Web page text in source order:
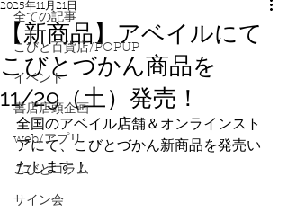
全ての記事
こびと百貨店/POPUP
イベント
書店店頭企画
web/アプリ
こびとコラム
サイン会
【新商品】アベイルにて
こびとづかん商品を
11/29（土）発売！
2025年11月21日
全国のアベイル店舗＆オンラインスト
アにて、こびとづかん新商品を発売い
たします！